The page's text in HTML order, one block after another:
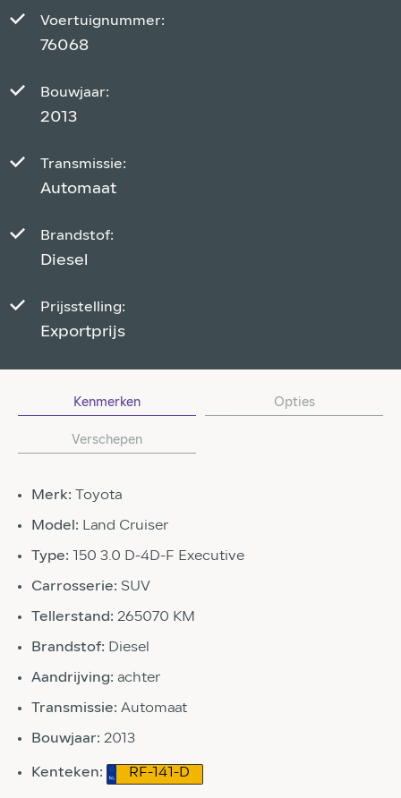
Voertuignummer:
76068
Bouwjaar:
2013
Transmissie:
Automaat
Brandstof:
Diesel
Prijsstelling:
Exportprijs
Kenmerken Opties
Verschepen
Merk: Toyota
Model: Land Cruiser
Type: 150 3.0 D-4D-F Executive
Carrosserie: SUV
Tellerstand: 265070 KM
Brandstof: Diesel
Aandrijving: achter
Transmissie: Automaat
Bouwjaar: 2013
Kenteken: RF-141-D